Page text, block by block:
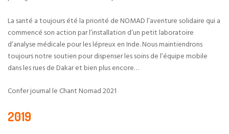
La santé a toujours été la priorité de NOMAD l’aventure solidaire qui a
commencé son action par l’installation d’un petit laboratoire
d’analyse médicale pour les lépreux en Inde. Nous maintiendrons
toujours notre soutien pour dispenser les soins de l’équipe mobile
dans les rues de Dakar et bien plus encore…
Confer journal le Chant Nomad 2021
2019